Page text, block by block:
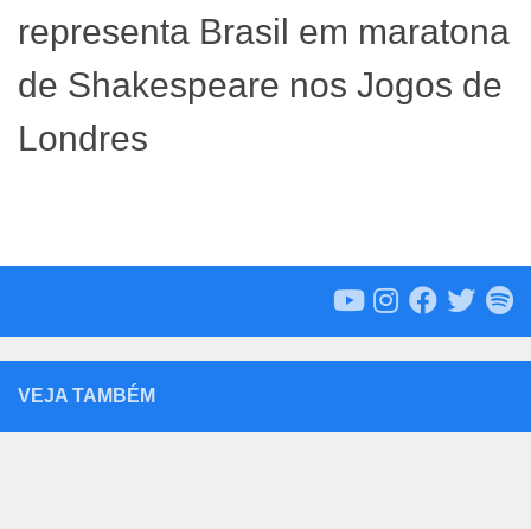
representa Brasil em maratona
de Shakespeare nos Jogos de
Londres
VEJA TAMBÉM